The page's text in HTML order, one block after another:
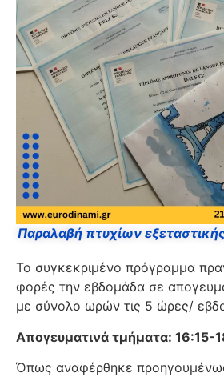
Το συγκεκριμένο πρόγραμμα
φορές την εβδομάδα σε
με σύνολο ωρών τις 5 ώρες/
Απογευματινά τμήματα: 16:15-
Όπως αναφέρθηκε
Παραλαβή πτυχίων